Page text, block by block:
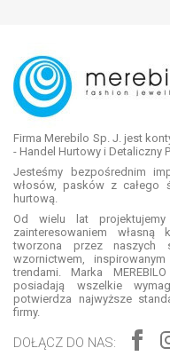
Firma Merebilo Sp. J. jest
- Handel Hurtowy i Detaliczny
Jesteśmy bezpośrednim
włosów, pasków z całego
hurtową.
Od wielu lat
zainteresowaniem
tworzona przez naszych
wzornictwem,
trendami. Marka
posiadają wszelkie
potwierdza najwyższe
firmy.
DOŁĄCZ DO NAS: